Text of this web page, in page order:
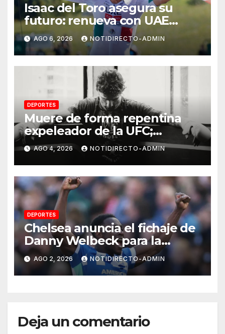
Isaac del Toro asegura su
futuro: renueva con UAE
Team Emirates hasta 2031
AGO 6, 2026 NOTIDIRECTO-ADMIN
DEPORTES
Muere de forma repentina
expeleador de la UFC;
investigan las causas
AGO 4, 2026 NOTIDIRECTO-ADMIN
DEPORTES
Chelsea anuncia el fichaje de
Danny Welbeck para la
próxima temporada de
Premier League
AGO 2, 2026 NOTIDIRECTO-ADMIN
Deja un comentario